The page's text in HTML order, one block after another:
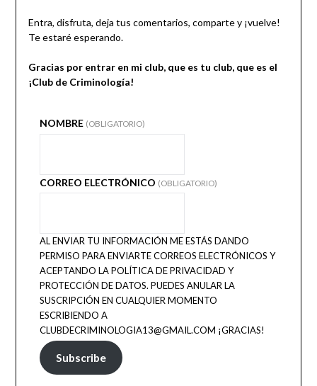
Entra, disfruta, deja tus comentarios, comparte y ¡vuelve!
Te estaré esperando.
Gracias por entrar en mi club, que es tu club, que es el
¡Club de Criminología!
NOMBRE (OBLIGATORIO)
CORREO ELECTRÓNICO (OBLIGATORIO)
AL ENVIAR TU INFORMACIÓN ME ESTÁS DANDO
PERMISO PARA ENVIARTE CORREOS ELECTRÓNICOS Y
ACEPTANDO LA POLÍTICA DE PRIVACIDAD Y
PROTECCIÓN DE DATOS. PUEDES ANULAR LA
SUSCRIPCIÓN EN CUALQUIER MOMENTO
ESCRIBIENDO A
CLUBDECRIMINOLOGIA13@GMAIL.COM ¡GRACIAS!
Subscribe